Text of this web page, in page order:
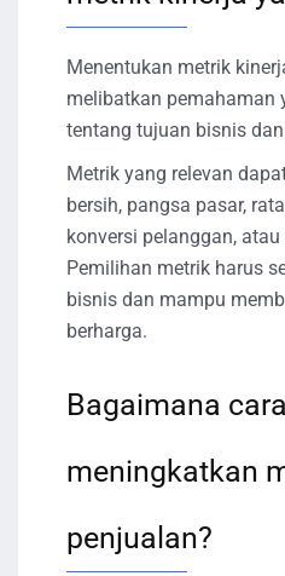
Menentukan metrik
melibatkan pemahaman
tentang tujuan bisnis
Metrik yang relevan
bersih, pangsa pasar,
konversi pelanggan,
Pemilihan metrik harus
bisnis dan mampu
berharga.
Bagaimana cara
meningkatkan
penjualan?